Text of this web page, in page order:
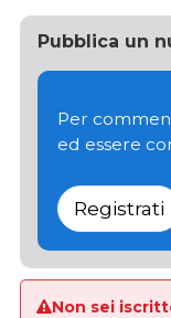
Pubblica un
Per
ed essere
Registrati
Non sei